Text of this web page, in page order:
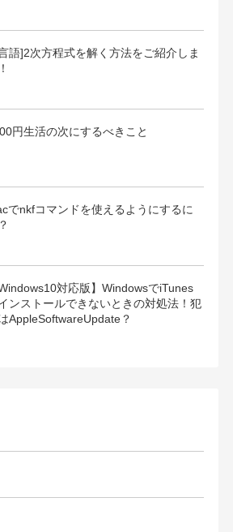
語]2次方程式を解く方法をご紹介しま
円生活の次にするべきこと
でnkfコマンドを使えるようにするに
Windows10対応版】WindowsでiTunes
ンストールできないときの対処法！犯
AppleSoftwareUpdate？